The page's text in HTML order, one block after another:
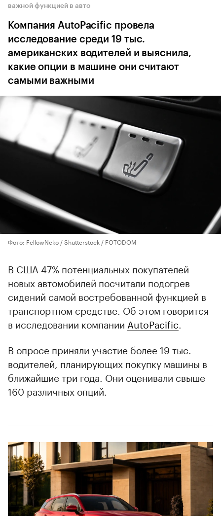
важной функцией в авто
Компания AutoPacific провела
исследование среди 19 тыс.
американских водителей и выяснила,
какие опции в машине они считают
самыми важными
Фото: FellowNeko / Shutterstock / FOTODOM
В США 47% потенциальных покупателей
новых автомобилей посчитали подогрев
сидений самой востребованной функцией в
транспортном средстве. Об этом говорится
в исследовании компании AutoPacific
В опросе приняли участие более 19 тыс.
водителей, планирующих покупку машины в
ближайшие три года. Они оценивали свыше
160 различных опций.
00:00 / 00:00